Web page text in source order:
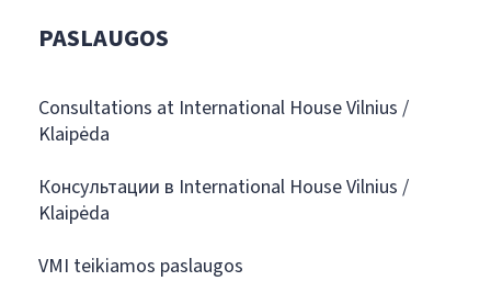
PASLAUGOS
Consultations at International House Vilnius /
Klaipėda
Консультации в International House Vilnius /
Klaipėda
VMI teikiamos paslaugos